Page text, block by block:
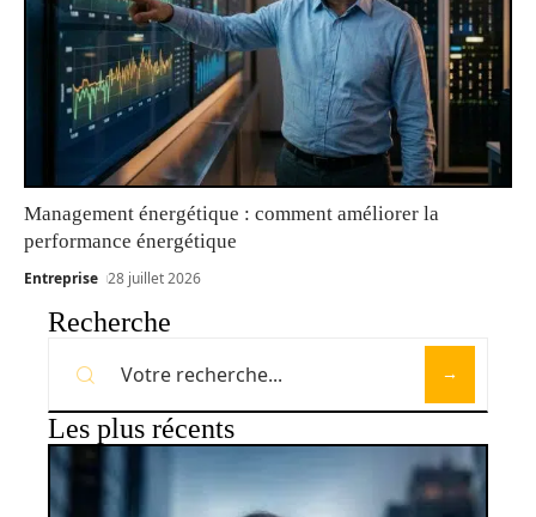
Management énergétique : comment améliorer la
performance énergétique
Entreprise 28 juillet 2026
Recherche
Les plus récents